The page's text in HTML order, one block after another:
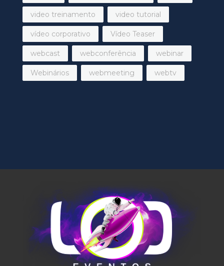
video treinamento video tutorial
vídeo corporativo Vídeo Teaser
webcast webconferência webinar
Webinários webmeeting webtv